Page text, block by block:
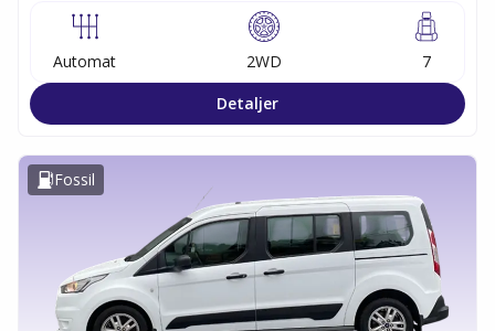
Automat 2WD
7
Detaljer
Fossil